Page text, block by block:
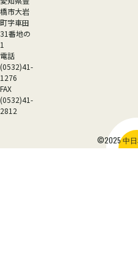
橋市大岩
町字車田
31番地の
1
電話
(0532)41-
1276
FAX
(0532)41-
2812
©2025 中日